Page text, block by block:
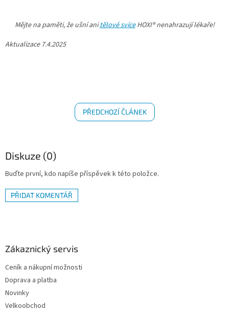
Mějte na paměti, že ušní anitělové svíceHOXI® nenahrazují lékaře!
Aktualizace 7.4.2025
PŘEDCHOZÍ ČLÁNEK
Diskuze (0)
Buďte první, kdo napíše příspěvek k této položce.
PŘIDAT KOMENTÁŘ
Zákaznický servis
Ceník a nákupní možnosti
Doprava a platba
Novinky
Velkoobchod